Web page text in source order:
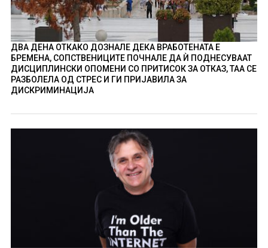
ДВА ДЕНА ОТКАКО ДОЗНАЛЕ ДЕКА ВРАБОТЕНАТА Е
БРЕМЕНА, СОПСТВЕНИЦИТЕ ПОЧНАЛЕ ДА Ѝ ПОДНЕСУВААТ
ДИСЦИПЛИНСКИ ОПОМЕНИ СО ПРИТИСОК ЗА ОТКАЗ, ТАА СЕ
РАЗБОЛЕЛА ОД СТРЕС И ГИ ПРИЈАВИЛА ЗА
ДИСКРИМИНАЦИЈА